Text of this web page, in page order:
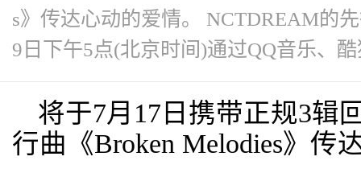
s》传达心动的爱情。 NCTDREAM的
9日下午5点(北京时间)通过QQ音乐、
将于7月17日携带正规3辑
行曲《Broken Melodies》传